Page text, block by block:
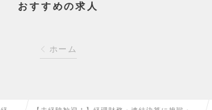
おすすめの求人
ホーム